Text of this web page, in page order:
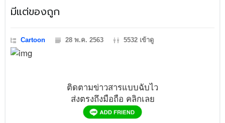
มีแต่ของถูก
Cartoon 28 พ.ค. 2563 5532 เข้าดู
ติดตามข่าวสารแบบฉับไว
ส่งตรงถึงมือถือ คลิกเลย